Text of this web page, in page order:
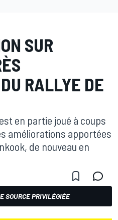
SUR
RALLYE DE
en partie joué à coups
améliorations apportées
de nouveau en
SOURCE PRIVILÉGIÉE